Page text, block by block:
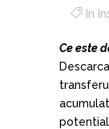
In
Ce este